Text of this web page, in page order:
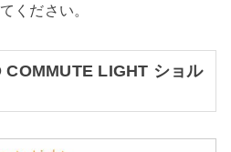
ください。
COMMUTE LIGHT ショル